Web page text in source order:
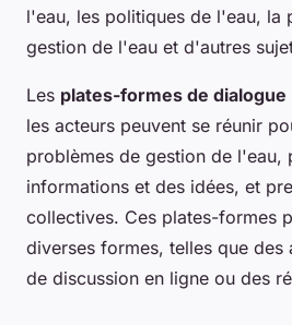
l'eau, les politiques de l'eau, la
gestion de l'eau et d'autres
Les plates-formes de dialogue
les acteurs peuvent se réunir
problèmes de gestion de l'eau,
informations et des idées, et
collectives. Ces plates-formes
diverses formes, telles que des
de discussion en ligne ou des